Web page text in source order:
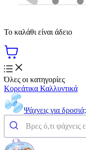
Το καλάθι είναι άδειο
Όλες οι κατηγορίες
Κορεάτικα Καλλυντικά
Ψάχνεις για δροσιά;